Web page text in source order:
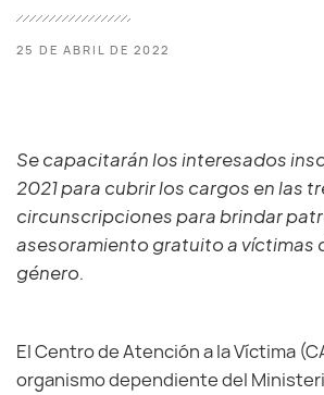
25 DE ABRIL DE 2022
Se capacitarán los interesados
2021 para cubrir los cargos en las
circunscripciones para brindar
asesoramiento gratuito a víctimas
género.
El Centro de Atención a la Víctima
organismo dependiente del